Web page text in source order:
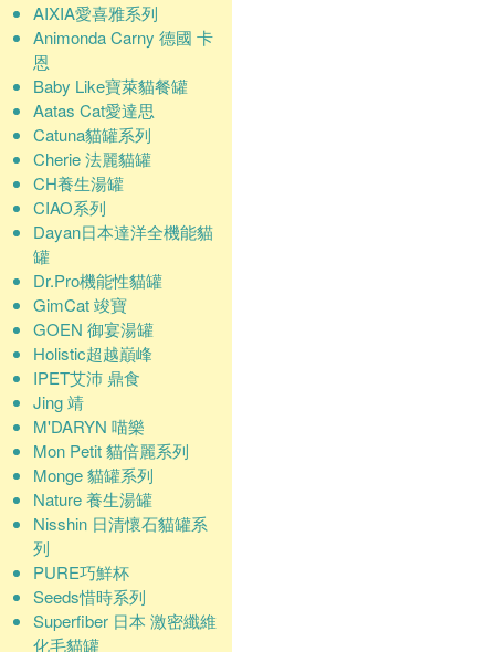
AIXIA愛喜雅系列
Animonda Carny 德國 卡
恩
Baby Like寶萊貓餐罐
Aatas Cat愛達思
Catuna貓罐系列
Cherie 法麗貓罐
CH養生湯罐
CIAO系列
Dayan日本達洋全機能貓
罐
Dr.Pro機能性貓罐
GimCat 竣寶
GOEN 御宴湯罐
Holistic超越巔峰
IPET艾沛 鼎食
Jing 靖
M'DARYN 喵樂
Mon Petit 貓倍麗系列
Monge 貓罐系列
Nature 養生湯罐
Nisshin 日清懷石貓罐系
列
PURE巧鮮杯
Seeds惜時系列
Superfiber 日本 激密纖維
化毛貓罐